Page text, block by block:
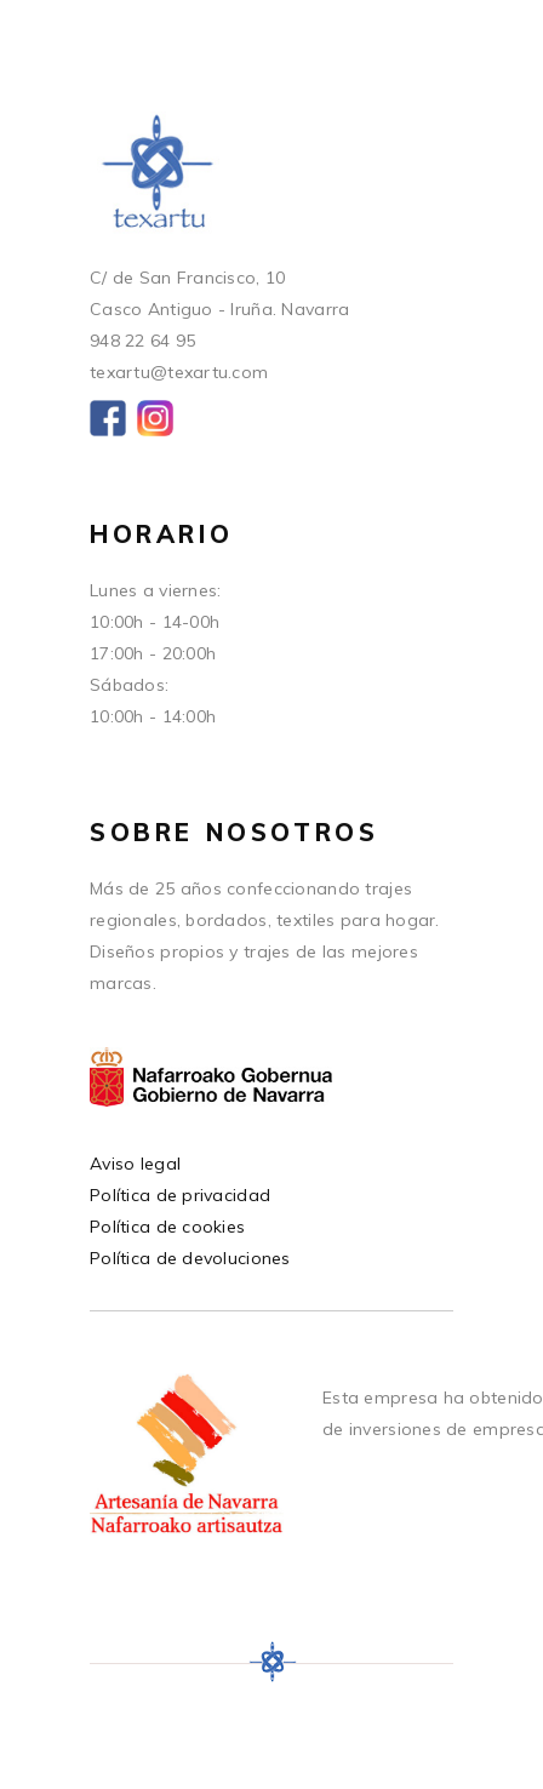
C/ de San Francisco, 10
Casco Antiguo - Iruña. Navarra
948 22 64 95
texartu@texartu.com
HORARIO
Lunes a viernes:
10:00h - 14-00h
17:00h - 20:00h
Sábados:
10:00h - 14:00h
SOBRE NOSOTROS
Más de 25 años confeccionando trajes
regionales, bordados, textiles para hogar.
Diseños propios y trajes de las mejores
marcas.
Aviso legal
Política de privacidad
Política de cookies
Política de devoluciones
Esta empresa ha
de inversiones de